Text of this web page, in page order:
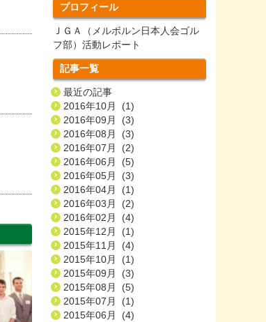
プロフィール
ＪＧＡ（メルボルン日本人会ゴル
フ部）活動レポート
記事一覧
最近の記事
2016年10月 (1)
2016年09月 (3)
2016年08月 (3)
2016年07月 (2)
2016年06月 (5)
2016年05月 (3)
2016年04月 (1)
2016年03月 (2)
2016年02月 (4)
2015年12月 (1)
2015年11月 (4)
2015年10月 (1)
2015年09月 (3)
2015年08月 (5)
2015年07月 (1)
2015年06月 (4)